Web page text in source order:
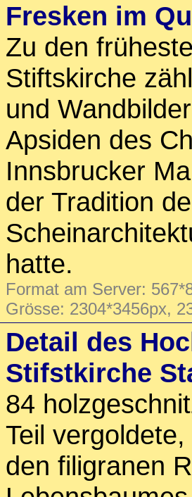
Fresken im
Zu den
Stiftskirche
und
Apsiden des
Innsbrucker
der Tradition
hatte.
Format am Server:
Grösse: 2304*3456px,
Detail des
Stifstkirche
84
Teil
den filigranen